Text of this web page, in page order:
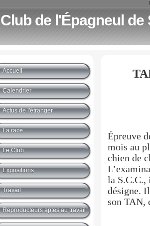
Club de l'Épagneul de
Épreuve
mois au
chien de
la S.C.C.,
désigne.
son TAN,
Accueil
Calendrier
Actus de l'étranger
La race
Le Club
Expositions
Travail
Reproducteurs aptes au travail